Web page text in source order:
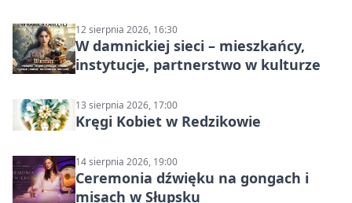
12 sierpnia 2026, 16:30
W damnickiej sieci – mieszkańcy,
instytucje, partnerstwo w kulturze
13 sierpnia 2026, 17:00
Kręgi Kobiet w Redzikowie
14 sierpnia 2026, 19:00
Ceremonia dźwięku na gongach i
misach w Słupsku